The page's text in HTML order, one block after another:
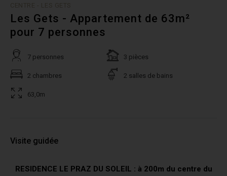
Les Gets - Appartement de 63m²
pour 7 personnes
7 personnes 3 pièces
2 chambres 2 salles de bains
63,0m
Visite guidée
RESIDENCE LE PRAZ DU SOLEIL : à 200m du centre du